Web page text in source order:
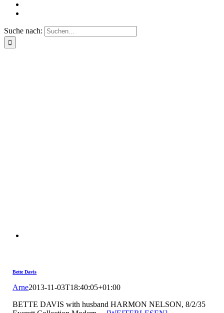
Suche nach:
Bette Davis
Arne2013-11-03T18:40:05+01:00
BETTE DAVIS with husband HARMON NELSON, 8/2/35